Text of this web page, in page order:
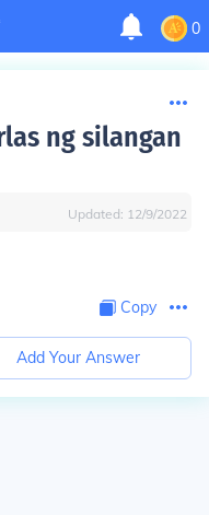
0
ng silangan
Updated: 12/9/2022
Copy
Add Your Answer